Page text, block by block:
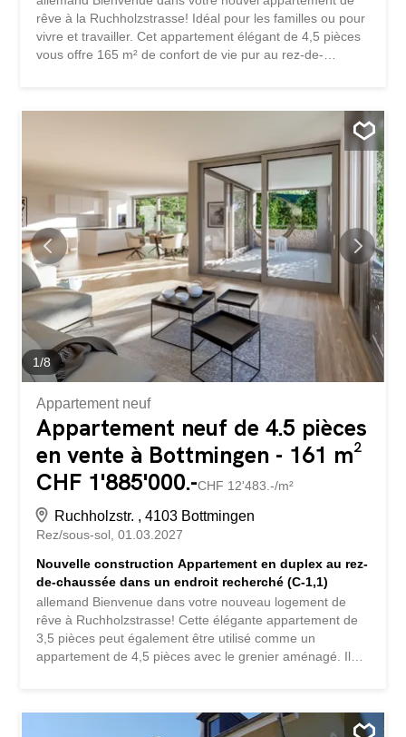
rêve à la Ruchholzstrasse! Idéal pour les familles ou pour
vivre et travailler. Cet appartement élégant de 4,5 pièces
vous offre 165 m² de confort de vie pur au rez-de-
offre au rez-de-chaussée: une salle de loisirs aménagée
fenêtre Chambre ou bureau avec sortie sur la terrasse
couverte Salle de bain avec douche et WC Sous-sol dans
l’appartement Au rez-de-chaussée se trouvent: entrée
avec vestiaire deux chambres une salle de bain avec
baignoire et WC toilettes Salon-salle à manger avec
cuisine ouverte et réduit Sortie de la cuisine vers la
terrasse orientée au sud Balcon orienté sud-ouest
L’environnement est idéal pour les familles, avec de
nombreuses écoles et aires de jeux à proximité.
L’appartement est situé dans un charmant village...
1/8
Appartement neuf
Appartement neuf de 4.5 pièces
en vente à Bottmingen - 161 m²
CHF 1'885'000.-CHF 12'483.-/m²
Ruchholzstr. , 4103 Bottmingen
Rez/sous-sol 01.03.2027
Nouvelle construction Appartement en duplex au rez-
de-chaussée dans un endroit recherché (C-1,1)
allemand Bienvenue dans votre nouveau logement de
rêve à Ruchholzstrasse! Cette élégante appartement de
3,5 pièces peut également être utilisé comme un
appartement de 4,5 pièces avec le grenier aménagé. Il
recherchent un foyer moderne et paisible. L’appartement
offre au rez-de-chaussée: une pièce de loisirs aménagée